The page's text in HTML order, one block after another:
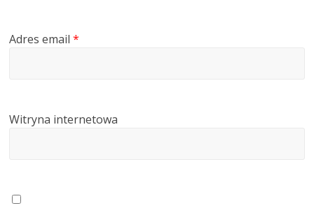
Adres email*
Witryna internetowa